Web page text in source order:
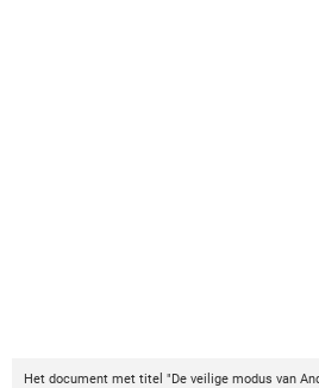
Het document met titel "De veilige modus van